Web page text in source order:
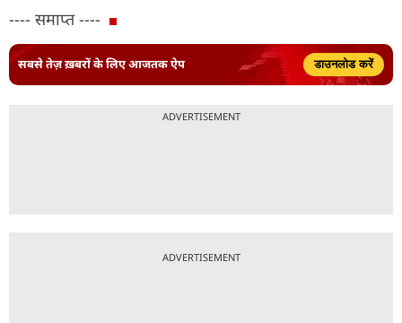
---- समाप्त ----
सबसे तेज़ ख़बरों के लिए आजतक ऐप डाउनलोड करें
ADVERTISEMENT
ADVERTISEMENT